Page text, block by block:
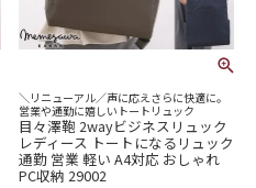
＼リニューアル／声に応えさらに快適に。
営業や通勤に嬉しいトートリュック
目々澤鞄 2wayビジネスリュック
レディース トートになるリュック
通勤 営業 軽い A4対応 おしゃれ
PC収納 29002